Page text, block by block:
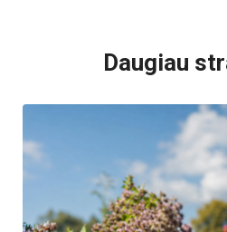
Daugiau